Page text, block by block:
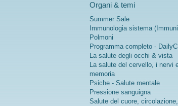
Organi & temi
Summer Sale
Immunologia sistema
Polmoni
Programma completo -
La salute degli occhi & vista
La salute del cervello, i nervi
memoria
Psiche - Salute mentale
Pressione sanguigna
Salute del cuore, circolazione,